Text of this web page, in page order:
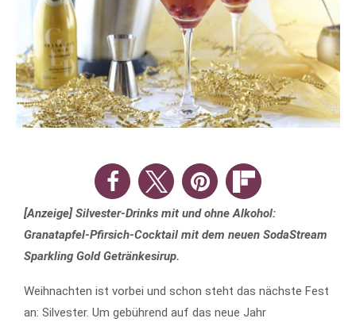
[Anzeige] Silvester-Drinks mit und ohne Alkohol:
Granatapfel-Pfirsich-Cocktail mit dem neuen SodaStream
Sparkling Gold Getränkesirup.
Weihnachten ist vorbei und schon steht das nächste Fest
an: Silvester. Um gebührend auf das neue Jahr